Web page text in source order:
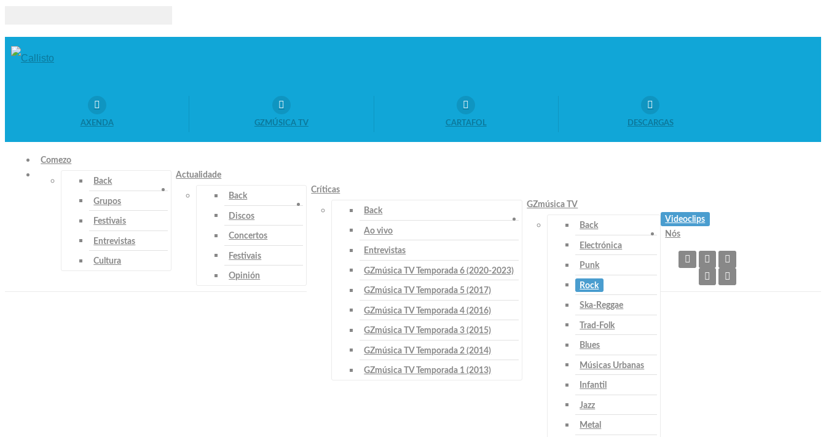
AXENDA GZMÚSICA TV CARTAFOL DESCARGAS
Comezo
Actualidade
Back
Grupos
Festivais
Entrevistas
Cultura
Críticas
Back
Discos
Concertos
Festivais
Opinión
GZmúsica TV
Back
Ao vivo
Entrevistas
GZmúsica TV Temporada 6 (2020-2023)
GZmúsica TV Temporada 5 (2017)
GZmúsica TV Temporada 4 (2016)
GZmúsica TV Temporada 3 (2015)
GZmúsica TV Temporada 2 (2014)
GZmúsica TV Temporada 1 (2013)
Videoclips
Back
Electrónica
Punk
Rock
Ska-Reggae
Trad-Folk
Blues
Músicas Urbanas
Infantil
Jazz
Metal
Nós